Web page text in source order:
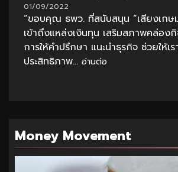
01/09/2022
“ขอบคุณ ธพว. ที่สนับสนุน “เสียงเกษ
เข้าถึงแหล่งเงินทุน เสริมสภาพคล่อง
การให้คำปรึกษา แนะนำธุรกิจ ช่วยให้เ
ประสิทธิภาพ... อ่านต่อ
Money Movement